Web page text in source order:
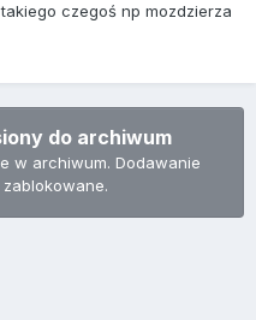
czegoś np mozdzierza
do archiwum
w archiwum. Dodawanie